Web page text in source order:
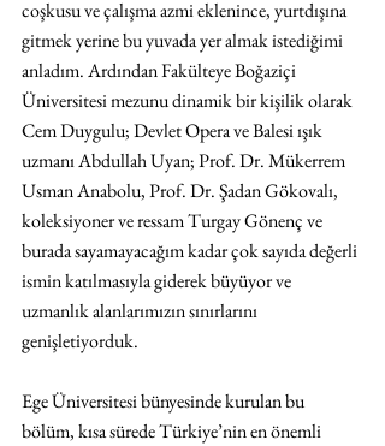
coşkusu ve çalışma azmi eklenince, yurtdışına
gitmek yerine bu yuvada yer almak istediğimi
anladım. Ardından Fakülteye Boğaziçi
Üniversitesi mezunu dinamik bir kişilik olarak
Cem Duygulu; Devlet Opera ve Balesi ışık
uzmanı Abdullah Uyan; Prof. Dr. Mükerrem
Usman Anabolu, Prof. Dr. Şadan Gökovalı,
koleksiyoner ve ressam Turgay Gönenç ve
burada sayamayacağım kadar çok sayıda değerli
ismin katılmasıyla giderek büyüyor ve
uzmanlık alanlarımızın sınırlarını
genişletiyorduk.
Ege Üniversitesi bünyesinde kurulan bu
bölüm, kısa sürede Türkiye’nin en önemli